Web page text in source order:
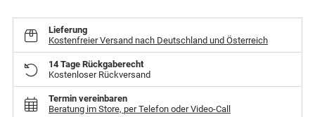
Lieferung
Kostenfreier Versand nach Deutschland und Österreich
14 Tage Rückgaberecht
Kostenloser Rückversand
Termin vereinbaren
Beratung im Store, per Telefon oder Video-Call